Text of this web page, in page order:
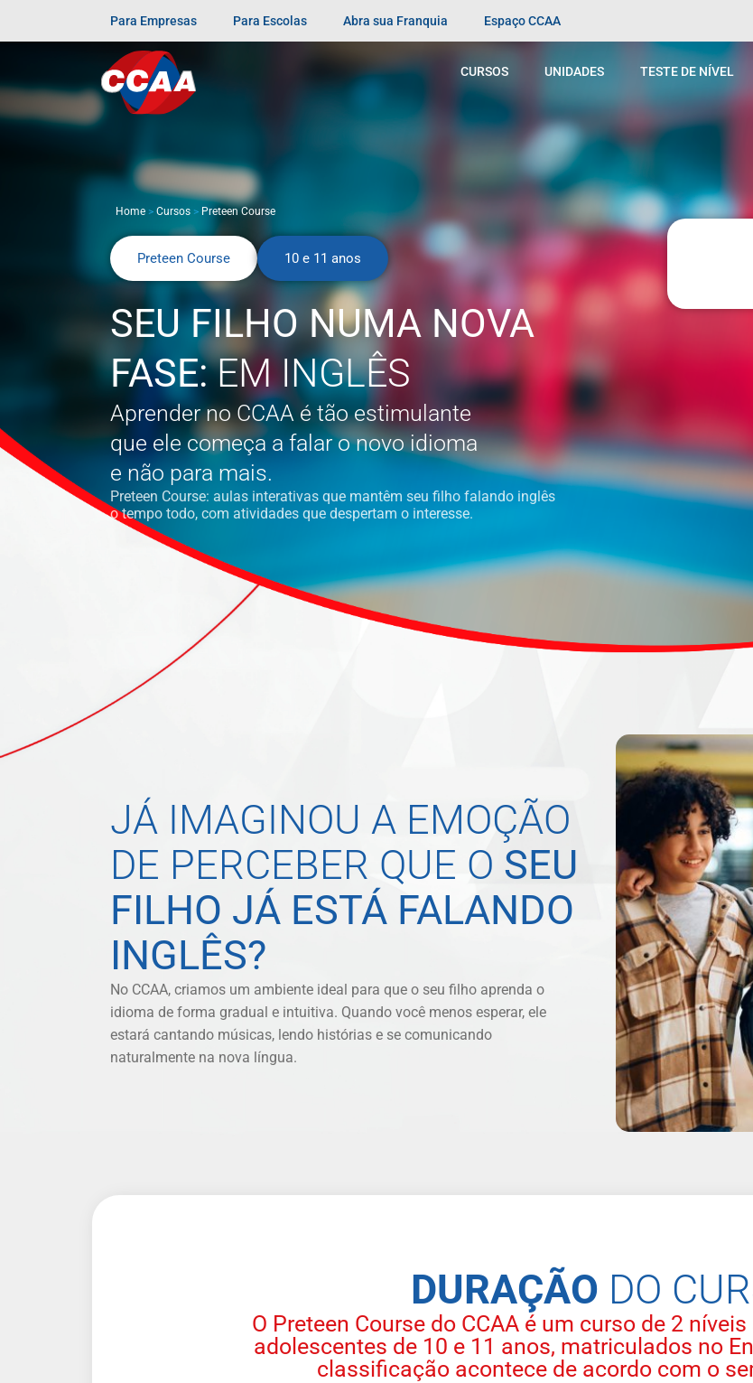
Para Empresas Para Escolas Abra sua Franquia Espaço CCAA
CURSOS UNIDADES TESTE DE NÍVEL
Home > Cursos > Preteen Course
Preteen Course 10 e 11 anos
SEU FILHO NUMA NOVA
FASE:EM INGLÊS
Aprender no CCAA é tão estimulante
que ele começa a falar o novo idioma
e não para mais.
Preteen Course: aulas interativas que mantêm seu filho falando inglês
o tempo todo, com atividades que despertam o interesse.
JÁ IMAGINOU A EMOÇÃO
DE PERCEBER QUE O SEU
FILHO JÁ ESTÁ FALANDO
INGLÊS?
No CCAA, criamos um ambiente ideal para que o seu filho aprenda o
idioma de forma gradual e intuitiva. Quando você menos esperar, ele
estará cantando músicas, lendo histórias e se comunicando
naturalmente na nova língua.
DURAÇÃO DO
O Preteen Course do CCAA é um curso de 2
adolescentes de 10 e 11 anos, matriculados no
classificação acontece de acordo com o